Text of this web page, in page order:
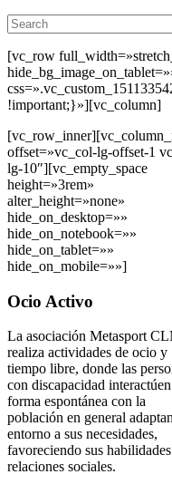
[vc_row
!important;}»][vc_column]
offset=»vc_col-lg-offset-1
lg-10″][vc_empty_space
height=»3rem»
alter_height=»none»
hide_on_desktop=»»
hide_on_notebook=»»
hide_on_tablet=»»
hide_on_mobile=»»]
Ocio Activo
La asociación Metasport
realiza actividades de ocio y
tiempo libre, donde las
con discapacidad
forma espontánea con la
población en general
entorno a sus necesidades,
favoreciendo sus
relaciones sociales.